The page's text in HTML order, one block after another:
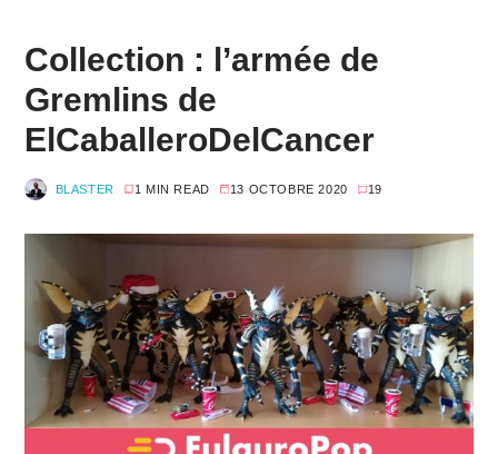
Collection : l’armée de
Gremlins de
ElCaballeroDelCancer
BLASTER 1 MIN READ 13 OCTOBRE 2020 19